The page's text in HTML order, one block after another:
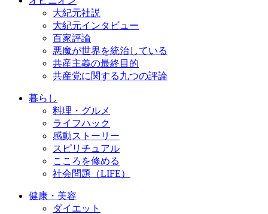
大紀元社説
大紀元インタビュー
百家評論
悪魔が世界を統治している
共産主義の最終目的
共産党に関する九つの評論
暮らし
料理・グルメ
ライフハック
感動ストーリー
スピリチュアル
こころを修める
社会問題（LIFE）
健康・美容
ダイエット